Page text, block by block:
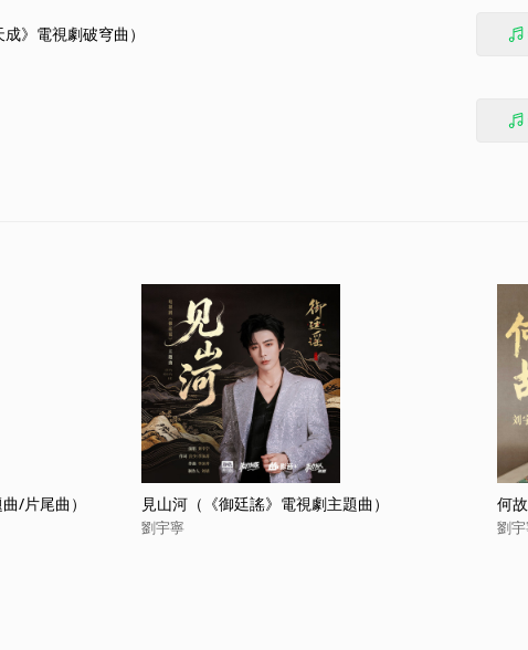
》電視劇破穹曲）
/片尾曲） 見山河（《御廷謠》電視劇主題曲）
劉宇寧
何
劉